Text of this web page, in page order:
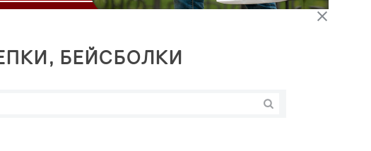
БЕЙСБОЛКИ